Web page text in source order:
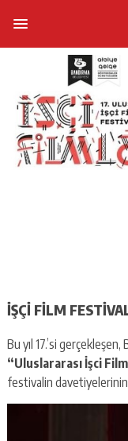
İŞÇİ FİLM
Bu yıl 17.’si gerçekleşen,
“Uluslararası İşci
festivalin davetiyelerinin